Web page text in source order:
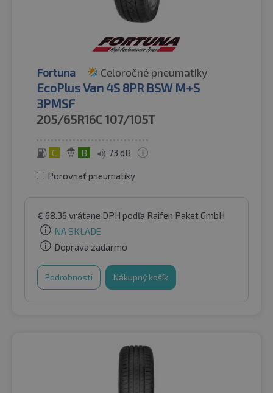
Fortuna Celoročné pneumatiky
EcoPlus Van 4S 8PR BSW M+S
3PMSF
205/65R16C107/105T
C B 73 dB
Porovnať pneumatiky
€ 68.36 vrátane DPH podľa Raifen Paket GmbH
NA SKLADE
Doprava zadarmo
Podrobnosti Nákupný košík